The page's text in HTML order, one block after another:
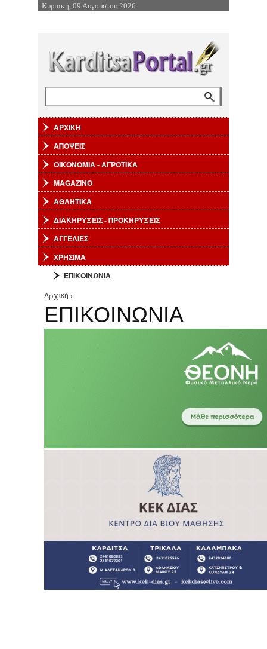
Επιστροφή στην Πλοήγηση
Κυριακή, 09 Αυγούστου 2026
ΑΡΧΙΚΗ
ΑΠΟΨΕΙΣ
ΟΙΚΟΝΟΜΙΑ - ΑΓΡΟΤΙΚΑ
MAGAZINO
ΑΘΛΗΤΙΚΑ
ΔΙΑΚΗΡΥΞΕΙΣ - ΠΡΟΚΗΡΥΞΕΙΣ
ΑΓΓΕΛΙΕΣ
ΧΡΗΣΙΜΑ
ΕΠΙΚΟΙΝΩΝΙΑ
Είστε εδώ
Αρχική ›
ΕΠΙΚΟΙΝΩΝΙΑ